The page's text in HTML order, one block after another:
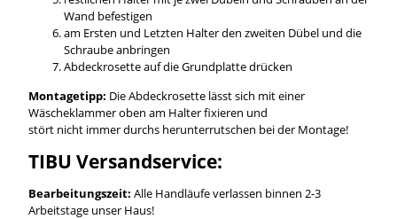
Wand befestigen
am Ersten und Letzten Halter den zweiten Dübel und die
Schraube anbringen
Abdeckrosette auf die Grundplatte drücken
Montagetipp: Die Abdeckrosette lässt sich mit einer
Wäscheklammer oben am Halter fixieren und
stört nicht immer durchs herunterrutschen bei der Montage!
TIBU Versandservice:
Bearbeitungszeit: Alle Handläufe verlassen binnen 2-3
Arbeitstage unser Haus!